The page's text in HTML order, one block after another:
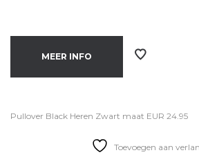
MEER INFO
Pullover Black Heren Zwart maat EUR 24.95
Toevoegen aan